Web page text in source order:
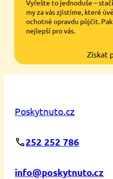
Vyřešte to jednoduše –
my za vás zjistíme, které
ochotné opravdu půjčit.
nejlepší pro vás.
Získat
Poskytnuto.cz
252 252 786
info@poskytnuto.cz